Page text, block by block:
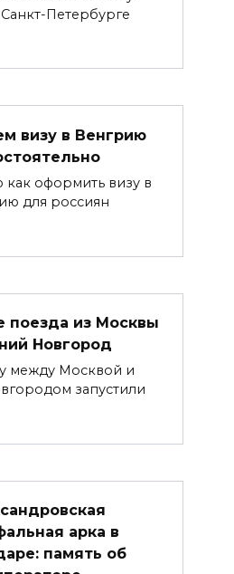
Петербурге
визу в Венгрию
как оформить визу в
для россиян
поезда из Москвы
Новгород
между Москвой и
запустили
арка в
память об